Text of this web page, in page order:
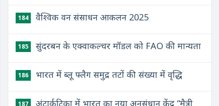
184 वैश्विक वन संसाधन आकलन 2025
185 सुंदरबन के एक्वाकल्चर मॉडल को FAO की मान्यता
186 भारत में ब्लू फ्लैग समुद्र तटों की संख्या में वृद्धि
187 अंटार्कटिका में भारत का नया अनुसंधान केंद्र “मैत्री